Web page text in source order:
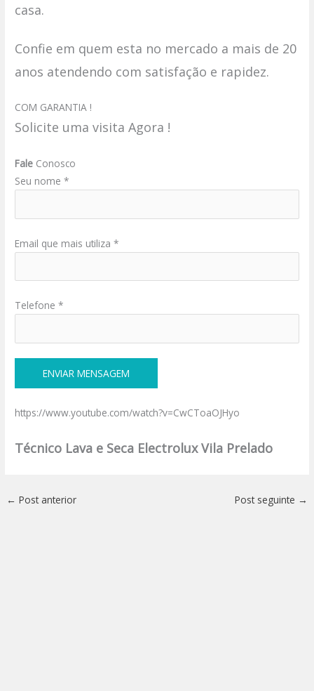
casa.
Confie em quem esta no mercado a mais de 20
anos atendendo com satisfação e rapidez.
COM GARANTIA !
Solicite uma visita Agora !
Fale Conosco
Seu nome *
Email que mais utiliza *
Telefone *
https://www.youtube.com/watch?v=CwCToaOJHyo
Técnico Lava e Seca Electrolux Vila Prelado
← Post anterior Post seguinte →